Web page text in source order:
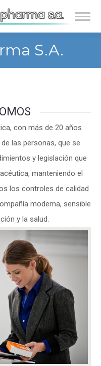
S.A.
con más de 20 años
las personas, que se
y legislación que
manteniendo el
los controles de calidad
moderna, sensible
y la salud.